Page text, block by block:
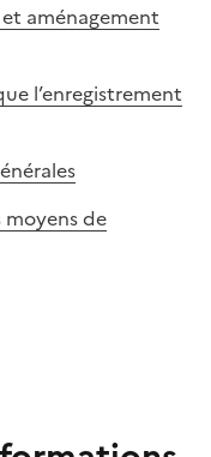
aménagement
l’enregistrement
moyens de